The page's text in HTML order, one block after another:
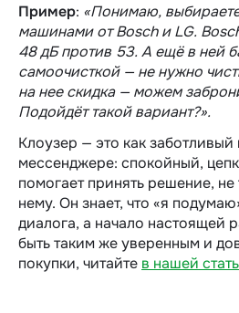
Пример: «Понимаю,
машинами от Bosch и LG.
48 дБ против 53. А ещё в ней
самоочисткой — не нужно
на нее скидка — можем
Подойдёт такой вариант?».
Клоузер — это как заботливый
мессенджере: спокойный,
помогает принять решение, не
нему. Он знает, что «я
диалога, а начало настоящей
быть таким же уверенным и
покупки, читайте в нашей